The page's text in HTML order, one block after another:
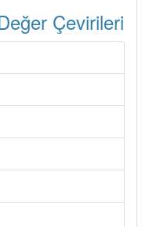
Çevirileri